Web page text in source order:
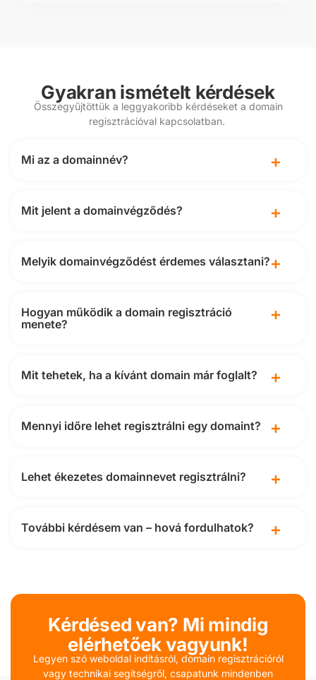
Gyakran ismételt kérdések
Összegyűjtöttük a leggyakoribb kérdéseket a domain
regisztrációval kapcsolatban.
Mi az a domainnév?
Mit jelent a domainvégződés?
Melyik domainvégződést érdemes választani?
Hogyan működik a domain regisztráció
menete?
Mit tehetek, ha a kívánt domain már foglalt?
Mennyi időre lehet regisztrálni egy domaint?
Lehet ékezetes domainnevet regisztrálni?
További kérdésem van – hová fordulhatok?
Kérdésed van? Mi mindig
elérhetőek vagyunk!
Legyen szó weboldal indításról, domain regisztrációról
vagy technikai segítségről, csapatunk mindenben